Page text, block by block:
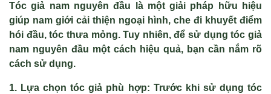
Tóc giả nam nguyên đầu là một giải pháp hữu hiệu
giúp nam giới cải thiện ngoại hình, che đi khuyết điểm
hói đầu, tóc thưa mỏng. Tuy nhiên, để sử dụng tóc giả
nam nguyên đầu một cách hiệu quả, bạn cần nắm rõ
cách sử dụng.
1. Lựa chọn tóc giả phù hợp: Trước khi sử dụng tóc